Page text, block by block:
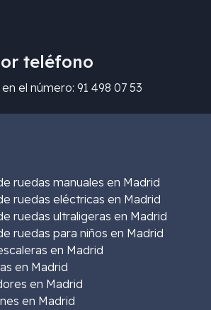
teléfono
el número: 91 498 07 53
ruedas manuales en Madrid
ruedas eléctricas en Madrid
ruedas ultraligeras en Madrid
ruedas para niños en Madrid
en Madrid
en Madrid
en Madrid
en Madrid